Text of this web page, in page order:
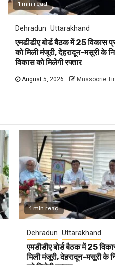
1 min read
Dehradun Uttarakhand
एमडीडीए बोर्ड बैठक में 25 विकास
को मिली मंजूरी, देहरादून-मसूरी के
विकास को मिलेगी रफ्तार
August 5, 2026 Mussoorie
1 min read
Dehradun Uttarakhand
एमडीडीए बोर्ड बैठक में 25
मिली मंजूरी, देहरादून-मसूरी के